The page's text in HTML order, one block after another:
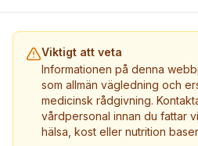
Viktigt att veta
Informationen på denna
som allmän vägledning och
medicinsk rådgivning.
vårdpersonal innan du fattar
hälsa, kost eller nutrition